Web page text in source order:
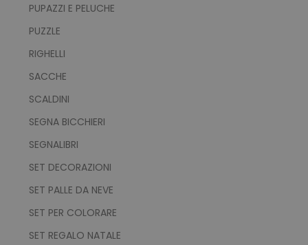
PUPAZZI E PELUCHE
PUZZLE
RIGHELLI
SACCHE
SCALDINI
SEGNA BICCHIERI
SEGNALIBRI
SET DECORAZIONI
SET PALLE DA NEVE
SET PER COLORARE
SET REGALO NATALE
Targeting
correttamente senza i cookie strettamente
necessari.
Nome
utm_source
utm_campaign
mage-cache-sessid